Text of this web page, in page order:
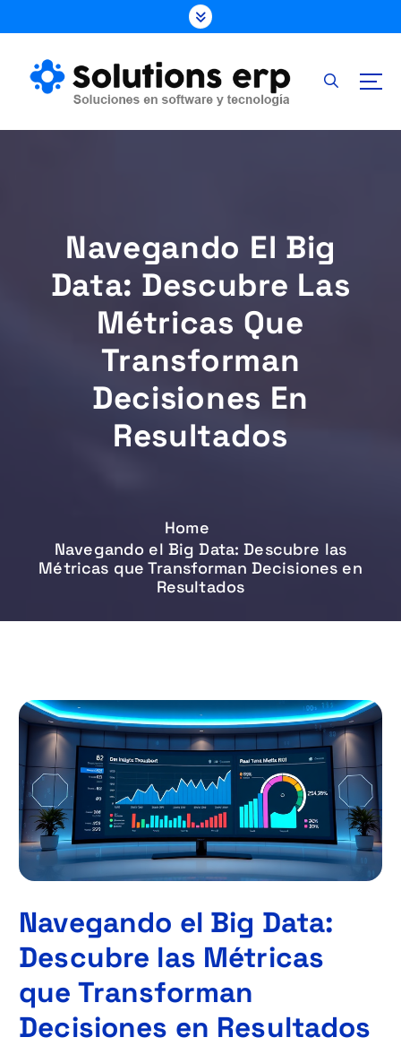
k
c
Navegando El Big
Data: Descubre Las
Métricas Que
Transforman
Decisiones En
Resultados
Home
Navegando el Big Data: Descubre las
Métricas que Transforman Decisiones en
Resultados
Navegando el Big Data:
Descubre las Métricas
que Transforman
Decisiones en Resultados